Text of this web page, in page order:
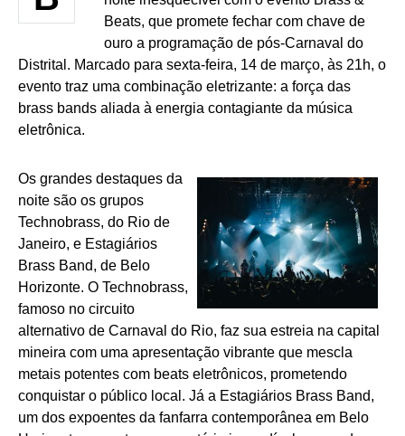
Beats, que promete fechar com chave de
ouro a programação de pós-Carnaval do
Distrital. Marcado para sexta-feira, 14 de março, às 21h, o
evento traz uma combinação eletrizante: a força das
brass bands aliada à energia contagiante da música
eletrônica.
Os grandes destaques da
noite são os grupos
Technobrass, do Rio de
Janeiro, e Estagiários
Brass Band, de Belo
Horizonte. O Technobrass,
famoso no circuito
alternativo de Carnaval do Rio, faz sua estreia na capital
mineira com uma apresentação vibrante que mescla
metais potentes com beats eletrônicos, prometendo
conquistar o público local. Já a Estagiários Brass Band,
um dos expoentes da fanfarra contemporânea em Belo